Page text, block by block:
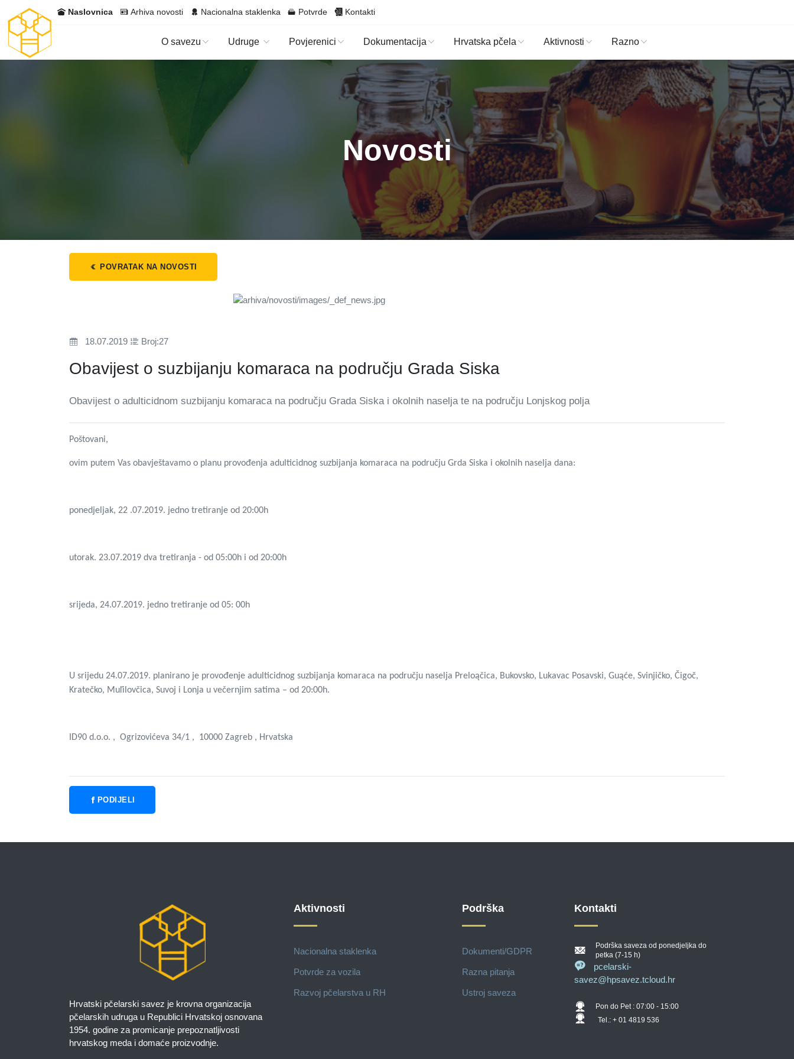
Naslovnica Arhiva novosti Nacionalna staklenka Potvrde Kontakti
O savezu Udruge Povjerenici Dokumentacija Hrvatska pčela Aktivnosti Razno
Novosti
POVRATAK NA NOVOSTI
18.07.2019 Broj:27
Obavijest o suzbijanju komaraca na području Grada Siska
Obavijest o adulticidnom suzbijanju komaraca na području Grada Siska i okolnih naselja te na području Lonjskog polja
Poštovani,
ovim putem Vas obavještavamo o planu provođenja adulticidnog suzbijanja komaraca na području Grda Siska i okolnih naselja dana:
ponedjeljak, 22 .07.2019. jedno tretiranje od 20:00h
utorak. 23.07.2019 dva tretiranja - od 05:00h i od 20:00h
srijeda, 24.07.2019. jedno tretiranje od 05: 00h
U srijedu 24.07.2019. planirano je provođenje adulticidnog suzbijanja komaraca na području naselja Preloąčica, Bukovsko, Lukavac Posavski, Guąće, Svinjičko, Čigoč,
Kratečko, Muľilovčica, Suvoj i Lonja u večernjim satima – od 20:00h.
ID90 d.o.o. , Ogrizovićeva 34/1 , 10000 Zagreb , Hrvatska
PODIJELI
Hrvatski pčelarski savez je krovna organizacija
pčelarskih udruga u Republici Hrvatskoj osnovana
1954. godine za promicanje prepoznatljivosti
hrvatskog meda i domaće proizvodnje.
Aktivnosti
Nacionalna staklenka
Potvrde za vozila
Razvoj pčelarstva u RH
Podrška
Dokumenti/GDPR
Razna pitanja
Ustroj saveza
Kontakti
Podrška saveza od ponedjeljka do
petka (7-15 h)
pcelarski-
savez@hpsavez.tcloud.hr
Pon do Pet : 07:00 - 15:00
Tel.: + 01 4819 536